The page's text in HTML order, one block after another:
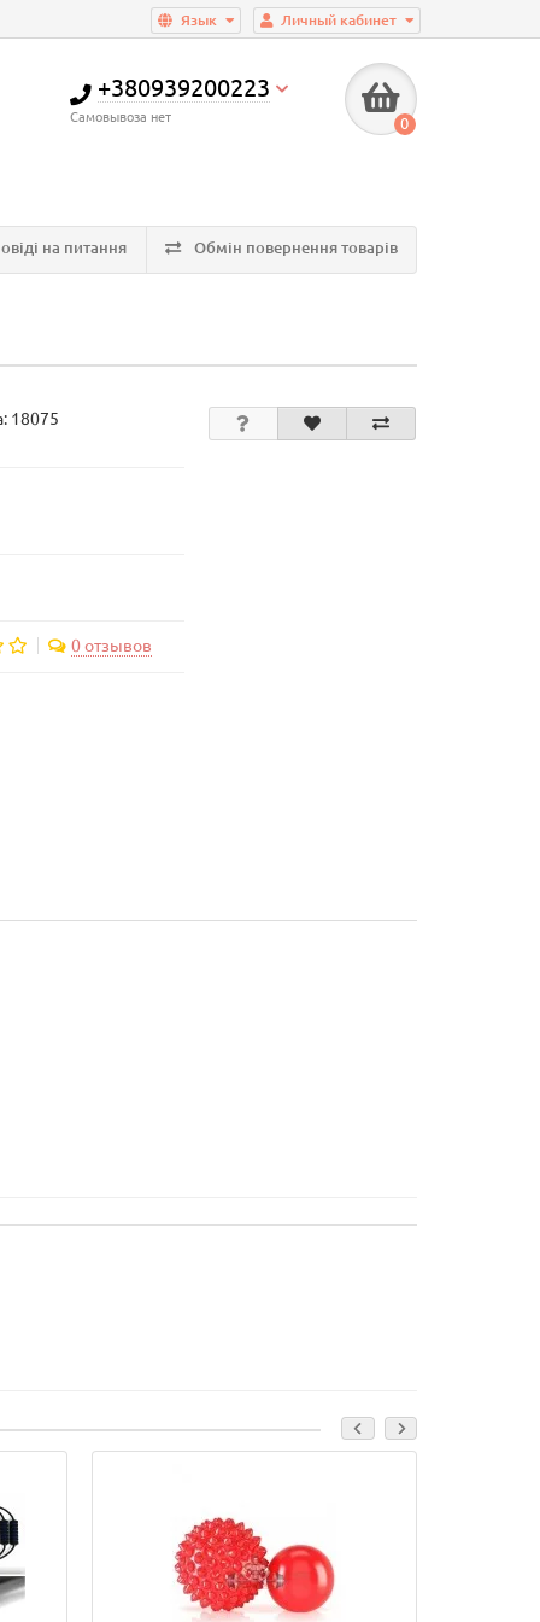
Личный кабинет
Язык
+380939200223
Самовывоза нет 0
на питання Обмін повернення товарів
18075
0 отзывов